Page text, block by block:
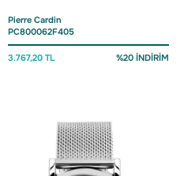
Pierre Cardin
PC800062F405
3.767,20 TL %20 İNDİRİM